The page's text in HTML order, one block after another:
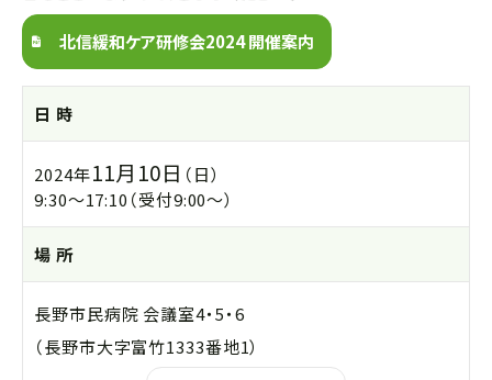
北信緩和ケア研修会2024 開催案内
日 時
2024年11月10日 （日）
9:30～17:10（受付9:00～）
場 所
長野市民病院 会議室4・5・6
（長野市大字富竹1333番地1）